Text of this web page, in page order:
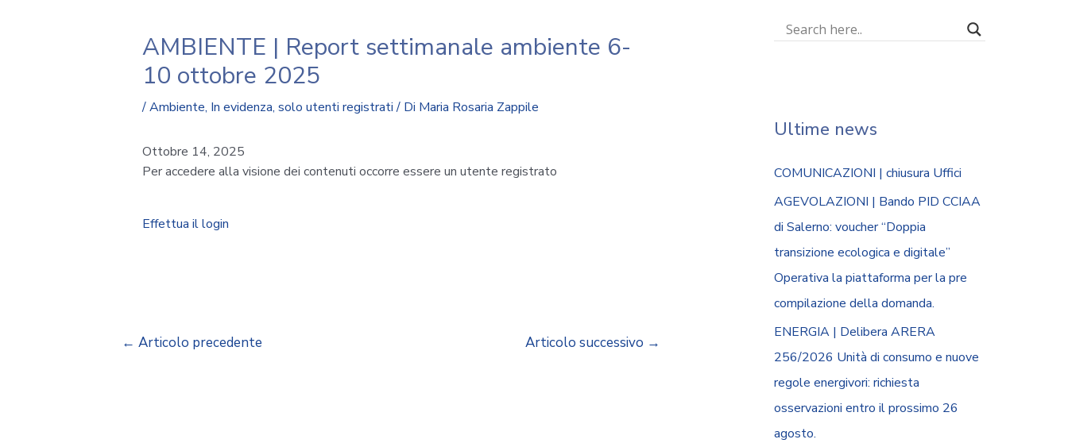
AMBIENTE | Report settimanale ambiente 6-
10 ottobre 2025
/Ambiente, In evidenza, solo utenti registrati/ Di Maria Rosaria Zappile
Ottobre 14, 2025
Per accedere alla visione dei contenuti occorre essere un utente registrato
Effettua il login
← Articolo precedente Articolo successivo →
Ultime news
COMUNICAZIONI | chiusura Uffici
AGEVOLAZIONI | Bando PID CCIAA
di Salerno: voucher “Doppia
transizione ecologica e digitale”
Operativa la piattaforma per la pre
compilazione della domanda.
ENERGIA | Delibera ARERA
256/2026 Unità di consumo e nuove
regole energivori: richiesta
osservazioni entro il prossimo 26
agosto.